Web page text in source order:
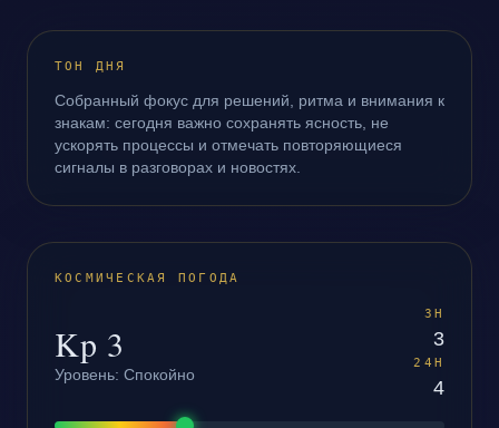
ТОН ДНЯ
Собранный фокус для решений, ритма и внимания к
знакам: сегодня важно сохранять ясность, не
ускорять процессы и отмечать повторяющиеся
сигналы в разговорах и новостях.
КОСМИЧЕСКАЯ ПОГОДА
Kp 3
Уровень: Спокойно
3H
3
24H
4